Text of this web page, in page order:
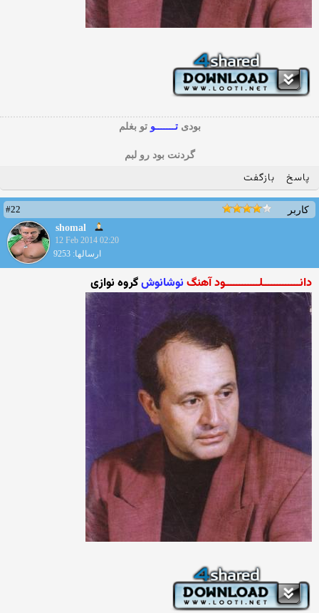
بودیتـــــــوتو بغلم
گردنت بود رو لبم
پاسخ بازگفت
کاربر
#22
shomal
12 Feb 2014 02:20
ارسالها: 9253
دانـــــــــــــلــــــــــــود آهنگ نوشانوشگروه نوازی